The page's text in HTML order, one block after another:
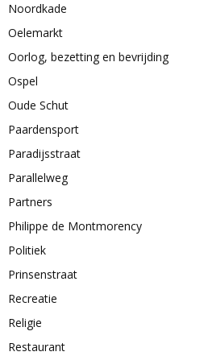
Noordkade
Oelemarkt
Oorlog, bezetting en bevrijding
Ospel
Oude Schut
Paardensport
Paradijsstraat
Parallelweg
Partners
Philippe de Montmorency
Politiek
Prinsenstraat
Recreatie
Religie
Restaurant